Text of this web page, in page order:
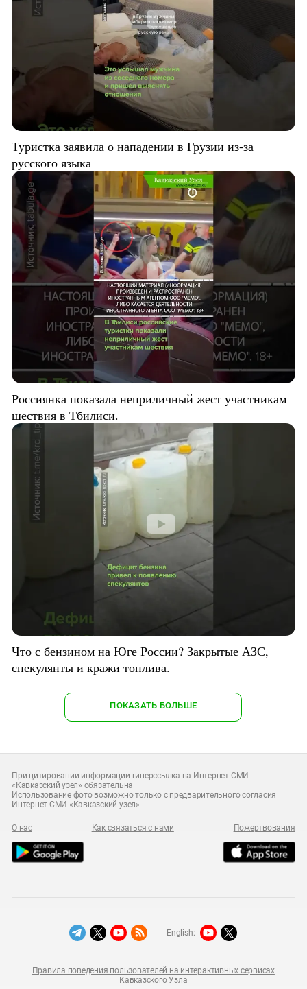
Туристка заявила о нападении в Грузии из-за
русского языка
Россиянка показала неприличный жест участникам
шествия в Тбилиси.
Что с бензином на Юге России? Закрытые АЗС,
спекулянты и кражи топлива.
ПОКАЗАТЬ БОЛЬШЕ
При цитировании информации гиперссылка на Интернет-СМИ
«Кавказский узел» обязательна
Использование фото возможно только с предварительного согласия
Интернет-СМИ «Кавказский узел»
О нас Как связаться с нами Пожертвования
Правила поведения пользователей на интерактивных сервисах
Кавказского Узла
English: